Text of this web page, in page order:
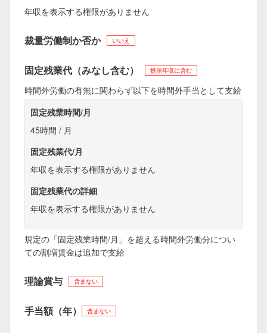
年収を表示する権限がありません
裁量労働制か否か いいえ
固定残業代（みなし含む） 提示年収に含む
時間外労働の有無に関わらず以下を時間外手当として支給
固定残業時間/月
45時間 / 月
固定残業代/月
年収を表示する権限がありません
固定残業代の詳細
年収を表示する権限がありません
規定の「固定残業時間/月」を超える時間外労働分につい
ての割増賃金は追加で支給
理論賞与 含まない
手当額（年） 含まない